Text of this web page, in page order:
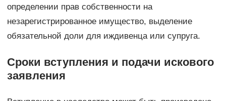
определении прав собственности на
незарегистрированное имущество, выделение
обязательной доли для иждивенца или супруга.
Сроки вступления и подачи искового
заявления